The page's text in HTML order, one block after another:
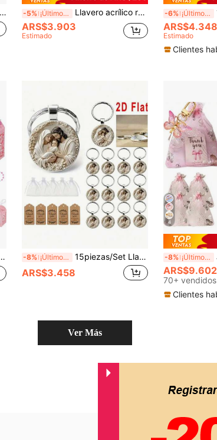
-5% ¡Últimos 3 días Llavero acrílico religioso 2D, llavero acrílico basado en la fe, colgante de figura religiosa, llavero de cordero espiritual, llavero acrílico plano con diseño de cordero lindo, agregando decoración significativa y de moda a llaves, bolsos o mochilas. Adecuado para creyentes religiosos y seguidores de la fe, regalos de cumpleaños, regalos del Día de la Mujer, regalos de aniversario de graduación, temporada de bodas, recuerdos nupciales
ARS$3.903
Estimado
-6% ¡Últimos 3 días 1
ARS$4.348
Estimado
Clientes
-8% ¡Últimos 3 días 15piezas/Set Llavero con tema de Jesús 2D plano, (Incluye 5 bolsas 5 tarjetas 5 llaveros) Llavero con colgante redondo de aleación, Llavero colgante de regalo de Navidad y vacaciones, Adecuado para Navidad, Pascua, Protección de fe, Accesorios de uso diario, Cumpleaños, Fiesta de vacaciones, Bolsa de relleno de regalo de recuerdo, Llavero
ARS$3.458
4
-8% ¡Últimos 3 días
ARS$9.602
70+ vendidos
Clientes
Ver Más